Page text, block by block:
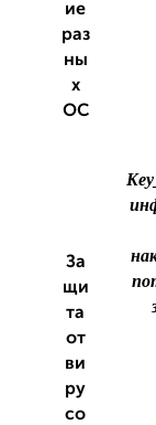
ие
раз
ны
х
ОС
За
щи
та
от
ви
ру
со